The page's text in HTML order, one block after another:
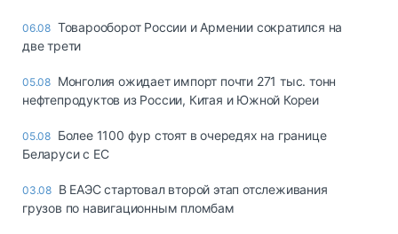
06.08 Товарооборот России и Армении сократился на
две трети
05.08 Монголия ожидает импорт почти 271 тыс. тонн
нефтепродуктов из России, Китая и Южной Кореи
05.08 Более 1100 фур стоят в очередях на границе
Беларуси с ЕС
03.08 В ЕАЭС стартовал второй этап отслеживания
грузов по навигационным пломбам